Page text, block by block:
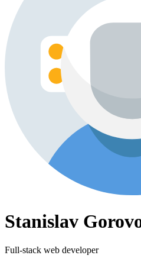
Stanislav
Full-stack web developer